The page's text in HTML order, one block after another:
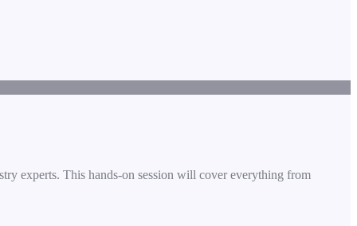
experts. This hands-on session will cover everything from